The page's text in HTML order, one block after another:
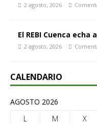
2 agosto, 2026
El REBI Cuenca
2 agosto, 2026
CALENDARIO
AGOSTO 2026
L
M X